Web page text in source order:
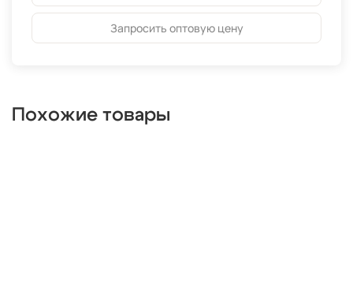
Запросить оптовую цену
Похожие товары